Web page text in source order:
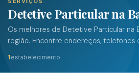
Detetive Particular na
Os melhores de Detetive Particular na
região. Encontre endereços, telefones
1estabelecimento